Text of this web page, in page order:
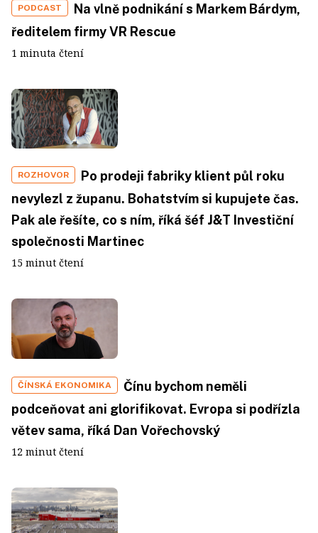
PODCAST
Na vlně podnikání s Markem Bárdym,
ředitelem firmy VR Rescue
1 minuta čtení
ROZHOVOR
Po prodeji fabriky klient půl roku
nevylezl z županu. Bohatstvím si kupujete čas.
Pak ale řešíte, co s ním, říká šéf J&T Investiční
společnosti Martinec
15 minut čtení
ČÍNSKÁ EKONOMIKA
Čínu bychom neměli
podceňovat ani glorifikovat. Evropa si podřízla
větev sama, říká Dan Vořechovský
12 minut čtení